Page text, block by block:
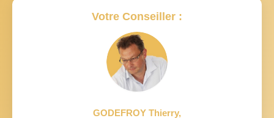
Votre Conseiller :
GODEFROY Thierry,